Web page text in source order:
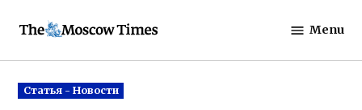
Moscow
Menu
Posted
in
Статья - Новости